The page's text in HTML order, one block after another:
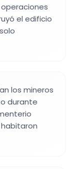
el edificio
los mineros
durante